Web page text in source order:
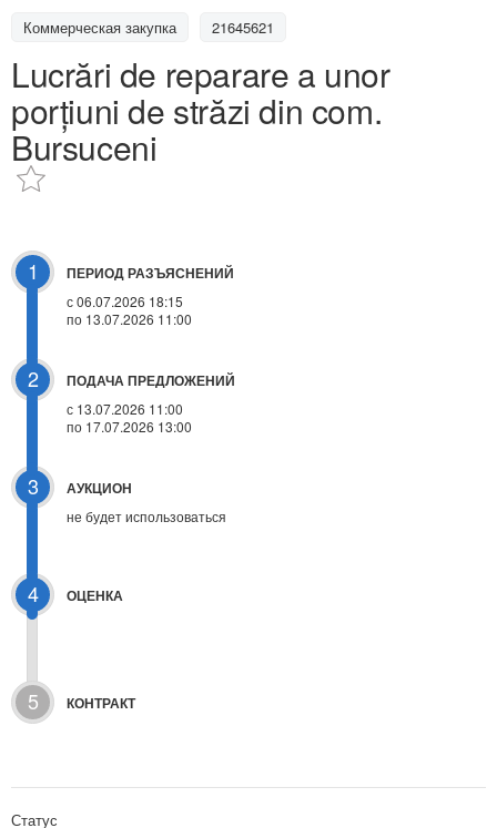
Коммерческая закупка 21645621
Lucrări de reparare a unor
porțiuni de străzi din com.
Bursuceni
1 ПЕРИОД РАЗЪЯСНЕНИЙ
с 06.07.2026 18:15
по 13.07.2026 11:00
2 ПОДАЧА ПРЕДЛОЖЕНИЙ
с 13.07.2026 11:00
по 17.07.2026 13:00
3 АУКЦИОН
не будет использоваться
4 ОЦЕНКА
5 КОНТРАКТ
Статус